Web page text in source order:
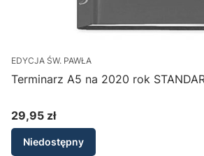
EDYCJA ŚW. PAWŁA
Terminarz A5 na 2020 rok
Cena
29,95 zł
Niedostępny